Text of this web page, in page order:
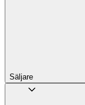
Säljare